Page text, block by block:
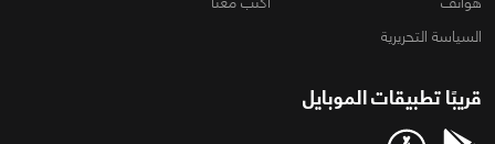
السياسة التحريرية
قريبًا تطبيقات الموبايل